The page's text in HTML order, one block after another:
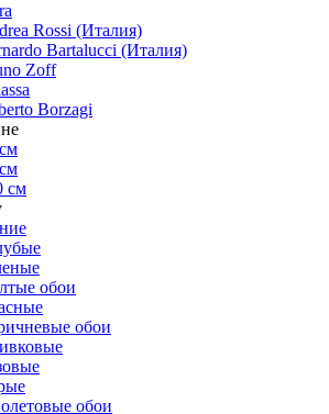
Rossi (Италия)
Bartalucci (Италия)
Zoff
Borzagi
см
обои
обои
обои